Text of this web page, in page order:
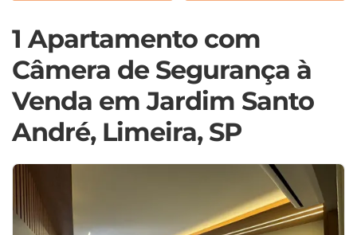
1 Apartamento com
Câmera de Segurança à
Venda em Jardim Santo
André, Limeira, SP